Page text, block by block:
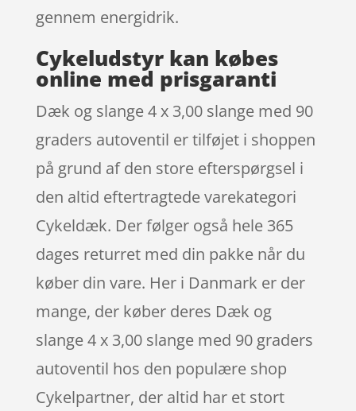
gennem energidrik.
Cykeludstyr kan købes
online med prisgaranti
Dæk og slange 4 x 3,00 slange med 90
graders autoventil er tilføjet i shoppen
på grund af den store efterspørgsel i
den altid eftertragtede varekategori
Cykeldæk. Der følger også hele 365
dages returret med din pakke når du
køber din vare. Her i Danmark er der
mange, der køber deres Dæk og
slange 4 x 3,00 slange med 90 graders
autoventil hos den populære shop
Cykelpartner, der altid har et stort